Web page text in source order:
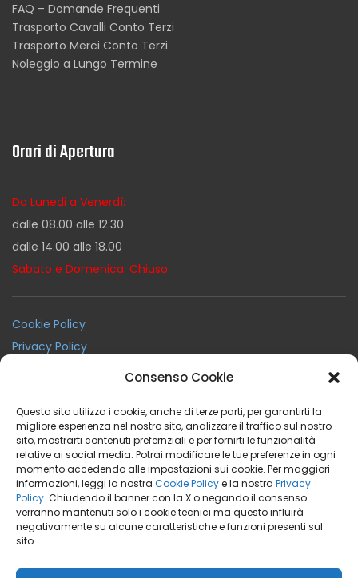
Consenso Cookie
Questo sito utilizza i cookie, anche di terze parti, per garantirti la
migliore esperienza nel nostro sito, analizzare il traffico sul nostro
sito, mostrarti contenuti prefernziali e per fornirti le funzionalità
relative ai social media. Potrai modificare le tue preferenze in ogni
momento accedendo alle impostazioni sui cookie. Per maggiori
informazioni, leggi la nostra Cookie Policye la nostra Privacy
Policy. Chiudendo il banner con la X o negando il consenso
verranno mantenuti solo i cookie tecnici ma questo influirà
negativamente su alcune caratteristiche e funzioni presenti sul
sito.
FAQ – Domande Frequenti
Trasporto Cavalli Conto Terzi
Trasporto Merci Conto Terzi
Noleggio a Lungo Termine
Orari di Apertura
Da Lunedi a Venerdì:
dalle 08.00 alle 12.30
dalle 14.00 alle 18.00
Sabato e Domenica: Chiuso
Cookie Policy
Privacy Policy
Facebook Instagram Youtube
BeaRent Noleggio a Breve Medio Termine